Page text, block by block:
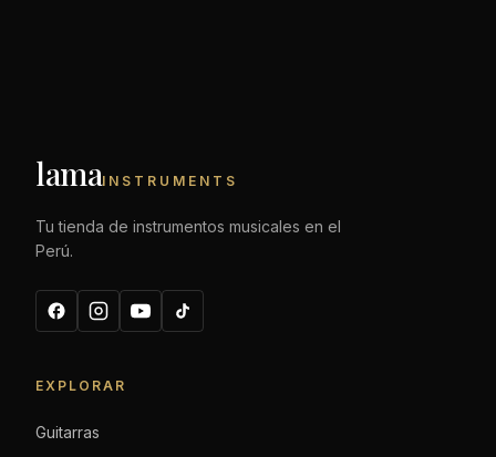
lamaINSTRUMENTS
Tu tienda de instrumentos musicales en el
Perú.
EXPLORAR
Guitarras